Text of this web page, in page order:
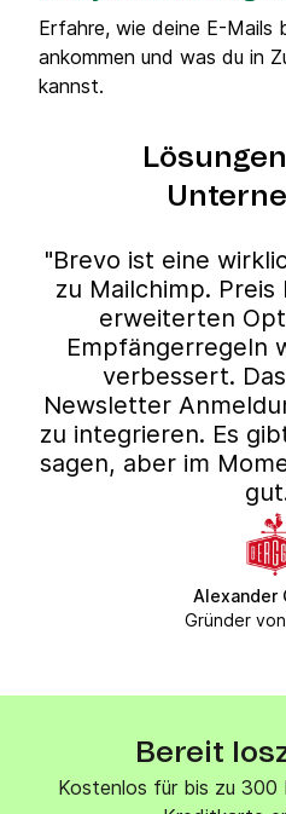
Erfahre, wie deine E-Mails
ankommen und was du in
kannst.
"Brevo ist eine
zu Mailchimp. Preis
erweiterten
Empfängerregeln
verbessert.
Newsletter
zu integrieren. Es
sagen, aber im
Alexander
Gründer
Bereit
Kostenlos für bis zu 300